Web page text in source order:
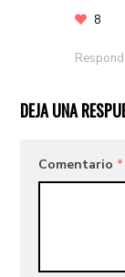
8
DEJA UNA
Comentario *